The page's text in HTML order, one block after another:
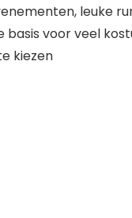
leuke
basis voor veel
kiezen